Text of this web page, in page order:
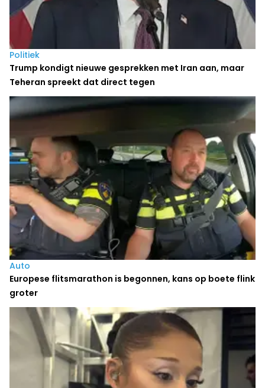
Politiek
Trump kondigt nieuwe gesprekken met Iran aan, maar
Teheran spreekt dat direct tegen
Auto
Europese flitsmarathon is begonnen, kans op boete flink
groter